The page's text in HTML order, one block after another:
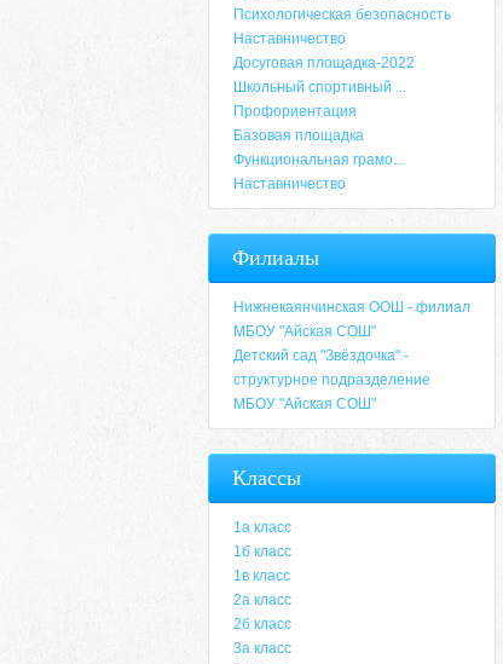
Адрес
Психологическая безопасность
Наставничество
Досуговая площадка-2022
Школьный спортивный ...
Профориентация
Базовая площадка
Функциональная грамо...
Наставничество
Филиалы
Нижнекаянчинская ООШ - филиал
МБОУ "Айская СОШ"
Детский сад "Звёздочка" -
структурное подразделение
МБОУ "Айская СОШ"
Классы
1а класс
1б класс
1в класс
2а класс
2б класс
3а класс